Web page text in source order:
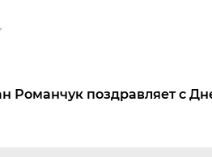
Романчук поздравляет с